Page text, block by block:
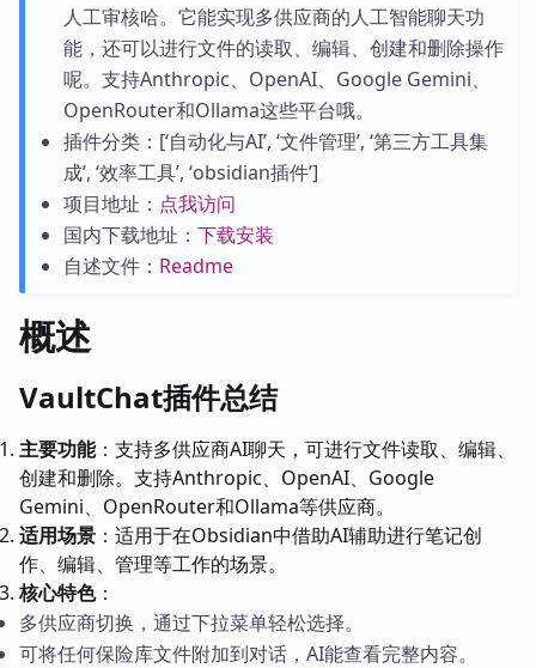
人工审核哈。它能实现多供应商的人工智能聊天功
能，还可以进行文件的读取、编辑、创建和删除操作
呢。支持Anthropic、OpenAI、Google Gemini、
OpenRouter和Ollama这些平台哦。
插件分类：[‘自动化与AI’, ‘文件管理’, ‘第三方工具集
成’, ‘效率工具’, ‘obsidian插件’]
项目地址： 点我访问
国内下载地址： 下载安装
自述文件： Readme
概述
VaultChat插件总结
主要功能：支持多供应商AI聊天，可进行文件读取、编辑、
创建和删除。支持Anthropic、OpenAI、Google
Gemini、OpenRouter和Ollama等供应商。
适用场景 ：适用于在Obsidian中借助AI辅助进行笔记创
作、编辑、管理等工作的场景。
核心特色：
多供应商切换，通过下拉菜单轻松选择。
可将任何保险库文件附加到对话，AI能查看完整内容。